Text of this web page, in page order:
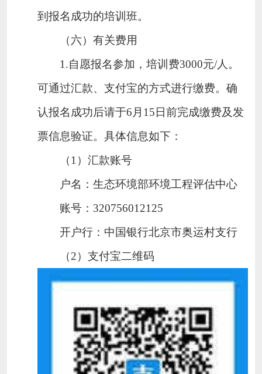
到报名成功的培训班。
（六）有关费用
1.自愿报名参加，培训费3000元/人。
可通过汇款、支付宝的方式进行缴费。确
认报名成功后请于6月15日前完成缴费及发
票信息验证。具体信息如下：
（1）汇款账号
户名：生态环境部环境工程评估中心
账号： 320756012125
开户行：中国银行北京市奥运村支行
（2）支付宝二维码